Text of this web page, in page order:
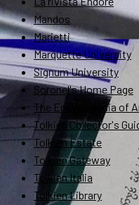
Mandos
Marietti
Marquette University
Signum University
Soronel's Home Page
The Encyclopedia of
Tolkien Collector's
Tolkien Estate
Tolkien Gateway
Tolkien Italia
Tolkien Library